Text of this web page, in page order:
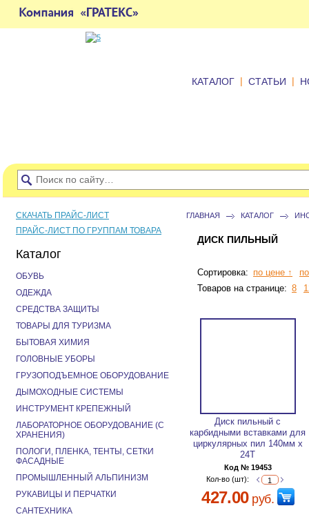
КАТАЛОГ | СТАТЬИ |
ГЛАВНАЯ КАТАЛОГ
ДИСК ПИЛЬНЫЙ
Сортировка: по цене ↑
Товаров на странице: 8
Диск пильный с
карбидными вставками для
циркулярных пил 140мм х
24Т
Код № 19453
Кол-во (шт):
427.00руб.
СКАЧАТЬ ПРАЙС-ЛИСТ
ПРАЙС-ЛИСТ ПО ГРУППАМ ТОВАРА
Каталог
ОБУВЬ
ОДЕЖДА
СРЕДСТВА ЗАЩИТЫ
ТОВАРЫ ДЛЯ ТУРИЗМА
БЫТОВАЯ ХИМИЯ
ГОЛОВНЫЕ УБОРЫ
ГРУЗОПОДЪЕМНОЕ ОБОРУДОВАНИЕ
ДЫМОХОДНЫЕ СИСТЕМЫ
ИНСТРУМЕНТ КРЕПЕЖНЫЙ
ЛАБОРАТОРНОЕ ОБОРУДОВАНИЕ (С
ХРАНЕНИЯ)
ПОЛОГИ, ПЛЕНКА, ТЕНТЫ, СЕТКИ
ФАСАДНЫЕ
ПРОМЫШЛЕННЫЙ АЛЬПИНИЗМ
РУКАВИЦЫ И ПЕРЧАТКИ
САНТЕХНИКА